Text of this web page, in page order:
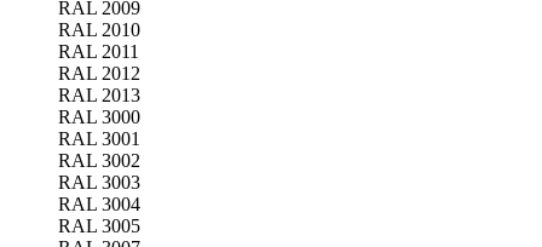
RAL 2009
RAL 2010
RAL 2011
RAL 2012
RAL 2013
RAL 3000
RAL 3001
RAL 3002
RAL 3003
RAL 3004
RAL 3005